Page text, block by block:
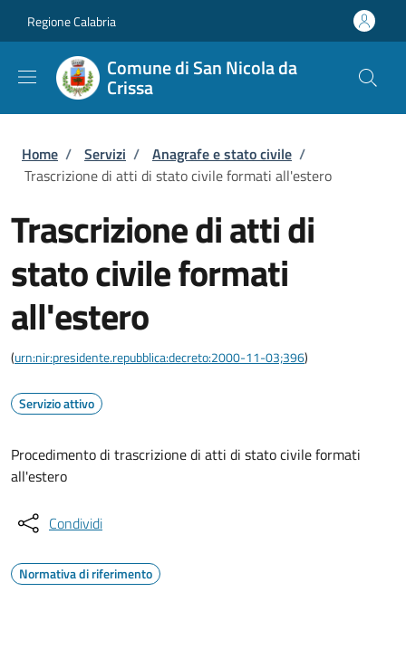
Regione Calabria
Comune di San Nicola da
Crissa
Briciole di pane
Home / Servizi / Anagrafe e stato civile /
Trascrizione di atti di stato civile formati all'estero
Trascrizione di atti di
stato civile formati
all'estero
(urn:nir:presidente.repubblica:decreto:2000-11-03;396)
Servizio attivo
Procedimento di trascrizione di atti di stato civile formati
all'estero
Condividi
Normativa di riferimento